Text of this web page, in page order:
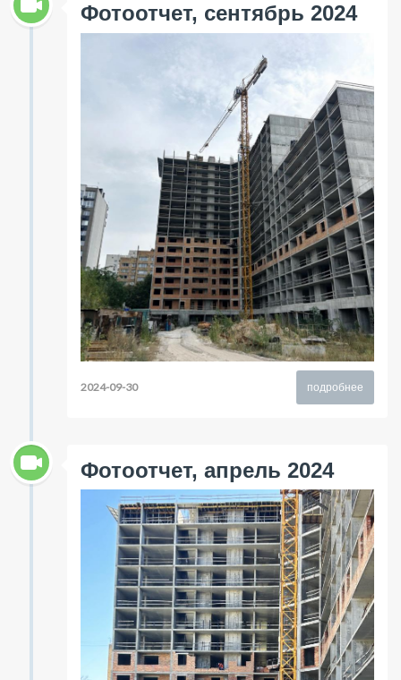
Фотоотчет, сентябрь 2024
подробнее
2024-09-30
Фотоотчет, апрель 2024